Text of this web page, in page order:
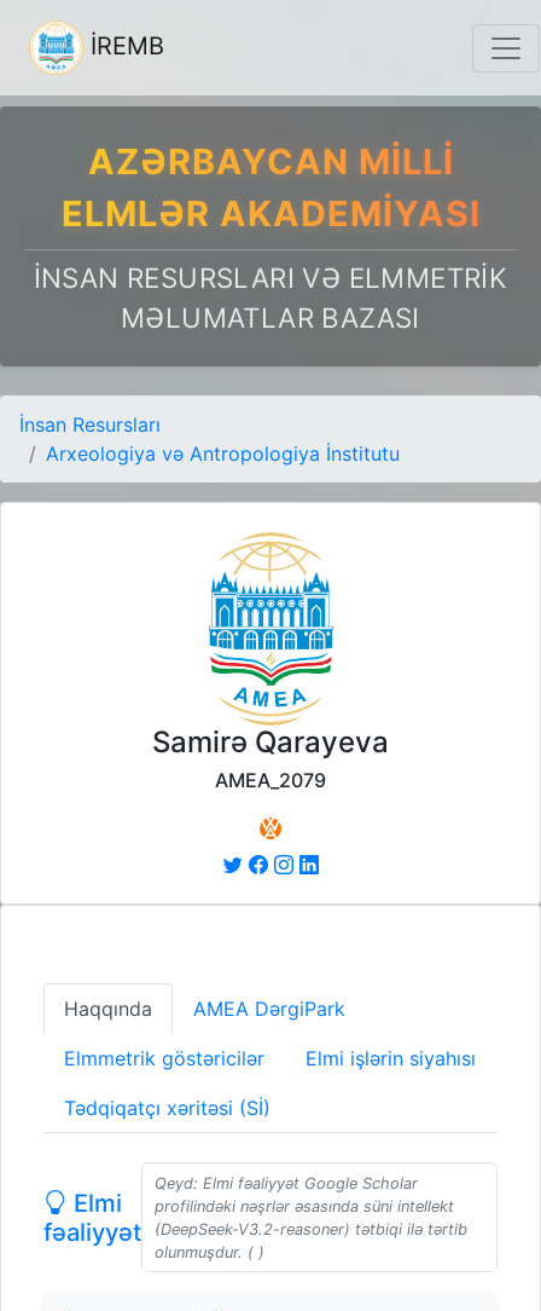
İREMB
AZƏRBAYCAN MILLI
ELMLƏR AKADEMIYASI
İNSAN RESURSLARI VƏ ELMMETRIK
MƏLUMATLAR BAZASI
İnsan Resursları
Arxeologiya və Antropologiya İnstitutu
Samirə Qarayeva
AMEA_2079
Haqqında AMEA DərgiPark
Elmmetrik göstəricilər Elmi işlərin siyahısı
Tədqiqatçı xəritəsi (Sİ)
Elmi
fəaliyyət
Qeyd: Elmi fəaliyyət Google Scholar
profilindəki nəşrlər əsasında süni intellekt
(DeepSeek-V3.2-reasoner) tətbiqi ilə tərtib
olunmuşdur. ( )